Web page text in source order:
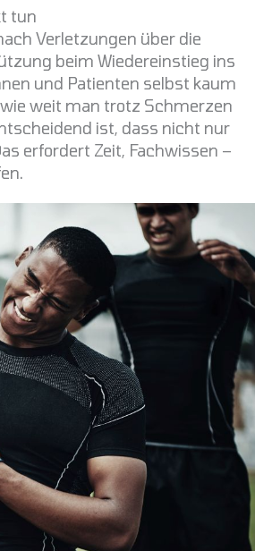
tun
Verletzungen über die
beim Wiedereinstieg ins
und Patienten selbst kaum
weit man trotz Schmerzen
ist, dass nicht nur
erfordert Zeit, Fachwissen –